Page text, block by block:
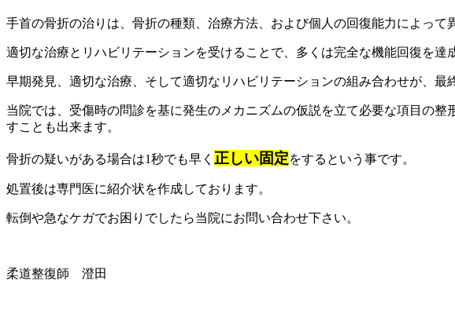
手首の骨折の治りは、骨折の種類、治療方法、および個人の回復能力によって
適切な治療とリハビリテーションを受けることで、多くは完全な機能回復を達
早期発見、適切な治療、そして適切なリハビリテーションの組み合わせが、
当院では、受傷時の問診を基に発生のメカニズムの仮説を立て必要な項目の
すことも出来ます。
骨折の疑いがある場合は1秒でも早く 正しい固定をするという事です。
処置後は専門医に紹介状を作成しております。
転倒や急なケガでお困りでしたら当院にお問い合わせ下さい。
柔道整復師 澄田